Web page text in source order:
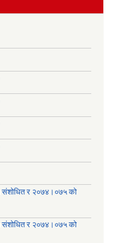
र २०७४।०७५ को
र २०७४।०७५ को